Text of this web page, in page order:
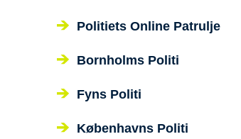
Politiets Online Patrulje
Bornholms Politi
Fyns Politi
Københavns Politi